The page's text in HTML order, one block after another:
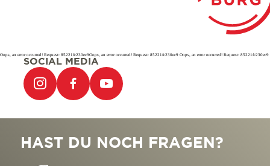
Oops, an error occurred! Request: 85221fc230ec9Oops, an error occurred! Request: 85221fc230ec9 Oops, an error occurred! Request: 85221fc230ec9
SOCIAL MEDIA
HAST DU NOCH FRAGEN?